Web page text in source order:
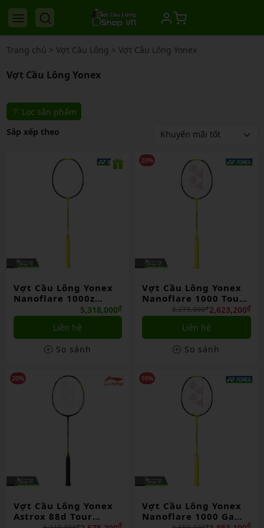
Trang chủ > Vợt Cầu Lông > Vợt Cầu Lông Yonex
Vợt Cầu Lông Yonex
Lọc sản phẩm
Sắp xếp theo
Vợt Cầu Lông Yonex
Nanoflare 1000z
5,318,000₫
Liên hệ
So sánh
20%
Vợt Cầu Lông Yonex
Nanoflare 1000 Tour
Chính Hãng
2,623,200₫
3,279,000₫
Liên hệ
So sánh
20%
Vợt Cầu Lông Yonex
Astrox 88d Tour
₫
₫
10%
Vợt Cầu Lông Yonex
Nanoflare 1000 Game
₫
₫